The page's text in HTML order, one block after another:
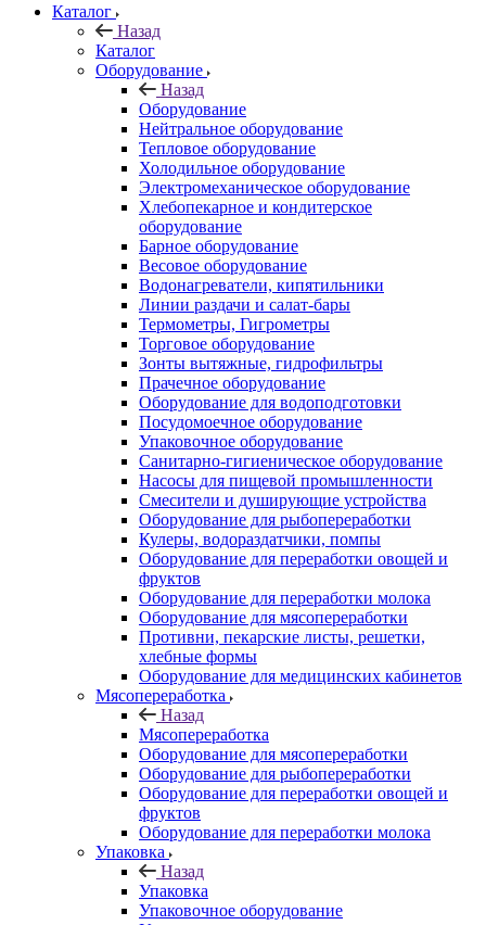
Каталог
Назад
Каталог
Оборудование
Назад
Оборудование
Нейтральное оборудование
Тепловое оборудование
Холодильное оборудование
Электромеханическое оборудование
Хлебопекарное и кондитерское
оборудование
Барное оборудование
Весовое оборудование
Водонагреватели, кипятильники
Линии раздачи и салат-бары
Термометры, Гигрометры
Торговое оборудование
Зонты вытяжные, гидрофильтры
Прачечное оборудование
Оборудование для водоподготовки
Посудомоечное оборудование
Упаковочное оборудование
Санитарно-гигиеническое оборудование
Насосы для пищевой промышленности
Смесители и душирующие устройства
Оборудование для рыбопереработки
Кулеры, водораздатчики, помпы
Оборудование для переработки овощей и
фруктов
Оборудование для переработки молока
Оборудование для мясопереработки
Противни, пекарские листы, решетки,
хлебные формы
Оборудование для медицинских кабинетов
Мясопереработка
Назад
Мясопереработка
Оборудование для мясопереработки
Оборудование для рыбопереработки
Оборудование для переработки овощей и
фруктов
Оборудование для переработки молока
Упаковка
Назад
Упаковка
Упаковочное оборудование